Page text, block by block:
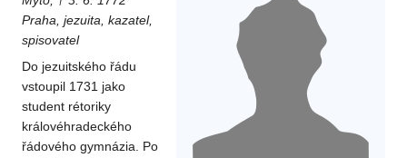
Praha, jezuita, kazatel,
spisovatel
Do jezuitského řádu
vstoupil 1731 jako
student rétoriky
královéhradeckého
řádového gymnázia. Po